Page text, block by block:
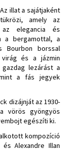
illat a sajátjaként
amely az
elegancia és
a bergamottal, a
Bourbon borssal
és a jázmin
lezárást a
a fás jegyek
dizájnját az 1930-
vörös gyöngyös
egészíti ki.
kompozíció
Alexandre Illan